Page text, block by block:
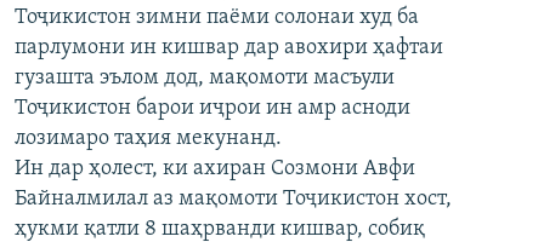
ПАЙГИРӢ КУНЕД
Ҳамаи сомонаҳои RFE/RL
Тоҷикистон зимни паёми солонаи худ ба
парлумони ин кишвар дар авохири ҳафтаи
гузашта эълом дод, мақомоти масъули
Тоҷикистон барои иҷрои ин амр асноди
лозимаро таҳия мекунанд.
Ин дар ҳолест, ки ахиран Созмони Авфи
Байналмилал аз мақомоти Тоҷикистон хост,
ҳукми қатли 8 шаҳрванди кишвар, собиқ